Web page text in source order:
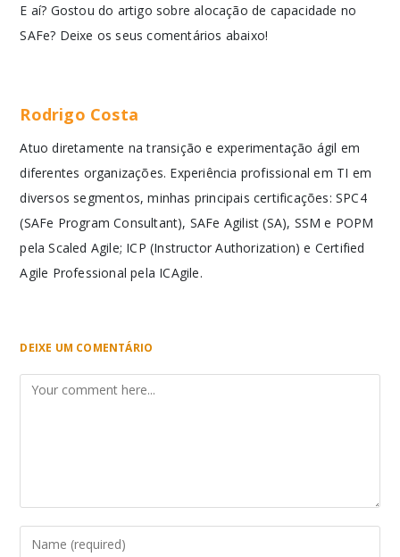
E aí? Gostou do artigo sobre alocação de capacidade no
SAFe? Deixe os seus comentários abaixo!
Rodrigo Costa
Atuo diretamente na transição e experimentação ágil em
diferentes organizações. Experiência profissional em TI em
diversos segmentos, minhas principais certificações: SPC4
(SAFe Program Consultant), SAFe Agilist (SA), SSM e POPM
pela Scaled Agile; ICP (Instructor Authorization) e Certified
Agile Professional pela ICAgile.
DEIXE UM COMENTÁRIO